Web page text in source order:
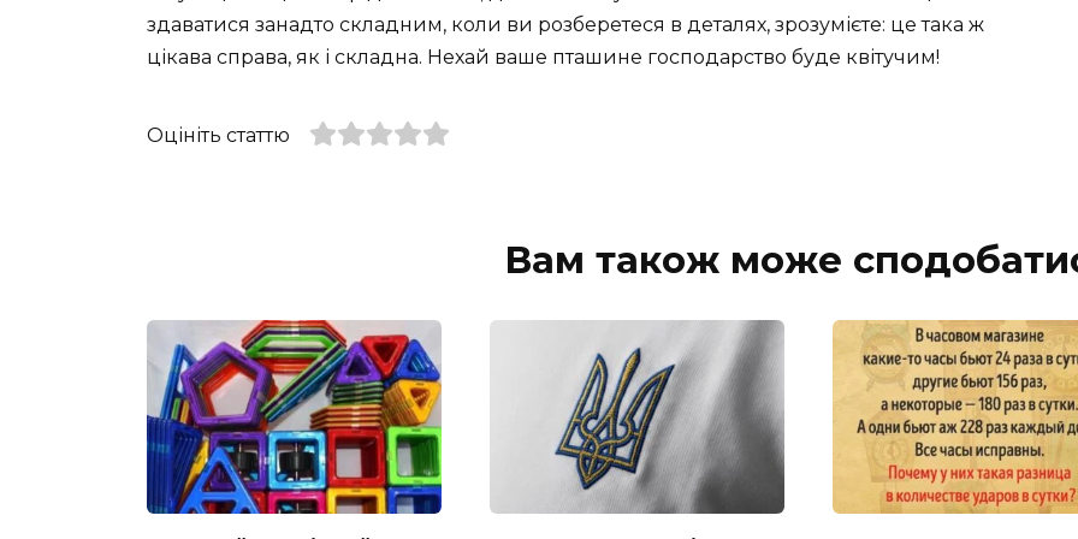
здаватися занадто складним, коли ви розберетеся в деталях, зрозумієте: це така ж
цікава справа, як і складна. Нехай ваше пташине господарство буде квітучим!
Оцініть статтю
Вам також може